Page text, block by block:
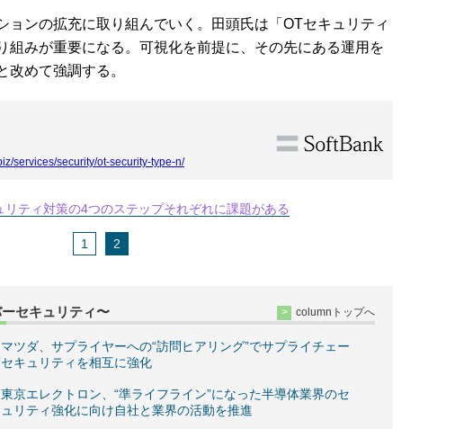
ンの拡充に取り組んでいく。田頭氏は「OTセキュリティ
組みが重要になる。可視化を前提に、その先にある運用を
改めて強調する。
services/security/ot-security-type-n/
リティ対策の4つのステップそれぞれに課題がある
1 2
セキュリティ〜
マツダ、サプライヤーへの“訪問ヒアリング”でサプライチェー
セキュリティを相互に強化
東京エレクトロン、“準ライフライン”になった半導体業界のセ
リティ強化に向け自社と業界の活動を推進
columnトップへ